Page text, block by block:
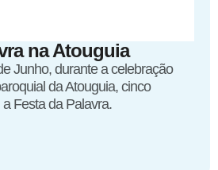
na Atouguia
Junho, durante a celebração
da Atouguia, cinco
Festa da Palavra.